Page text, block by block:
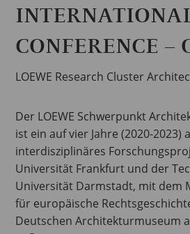
CONFERENCE –
LOEWE Research Cluster
Der LOEWE Schwerpunkt
ist ein auf vier Jahre (2020-2023)
interdisziplinäres
Universität Frankfurt und der
Universität Darmstadt, mit dem
für europäische
Deutschen Architekturmuseum